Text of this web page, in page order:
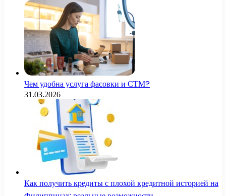
Чем удобна услуга фасовки и СТМ?
31.03.2026
Как получить кредиты с плохой кредитной историей на